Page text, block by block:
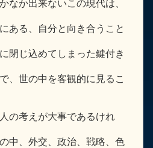
なか出来ないこの現代は、
ある、自分と向き合うこと
閉じ込めてしまった鍵付き
、世の中を客観的に見るこ
の考えが大事であるけれ
中、外交、政治、戦略、色